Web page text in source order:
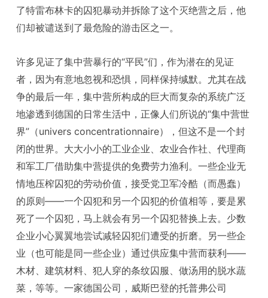
了特雷布林卡的囚犯暴动并拆除了这个灭绝营之后，他
们却被谴送到了最危险的游击区之一。
许多见证了集中营暴行的“平民”们，作为潜在的见证
者，因为有意地忽视和恐惧，同样保持缄默。尤其在战
争的最后一年，集中营所构成的巨大而复杂的系统广泛
地渗透到德国的日常生活中，正像人们所说的“集中营世
界”（univers concentrationnaire），但这不是一个封
闭的世界。大大小小的工业企业、农业合作社、代理商
和军工厂借助集中营提供的免费劳力渔利。一些企业无
情地压榨囚犯的劳动价值，接受党卫军冷酷（而愚蠢）
的原则——一个囚犯和另一个囚犯的价值相等，要是累
死了一个囚犯，马上就会有另一个囚犯替换上去。少数
企业小心翼翼地尝试减轻囚犯们遭受的折磨。另一些企
业（也可能是同一些企业）通过供应集中营而获利——
木材、建筑材料、犯人穿的条纹囚服、做汤用的脱水蔬
菜，等等。一家德国公司，威斯巴登的托普弗公司